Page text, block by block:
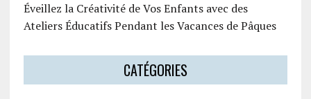
Éveillez la Créativité de Vos Enfants avec des
Ateliers Éducatifs Pendant les Vacances de Pâques
CATÉGORIES